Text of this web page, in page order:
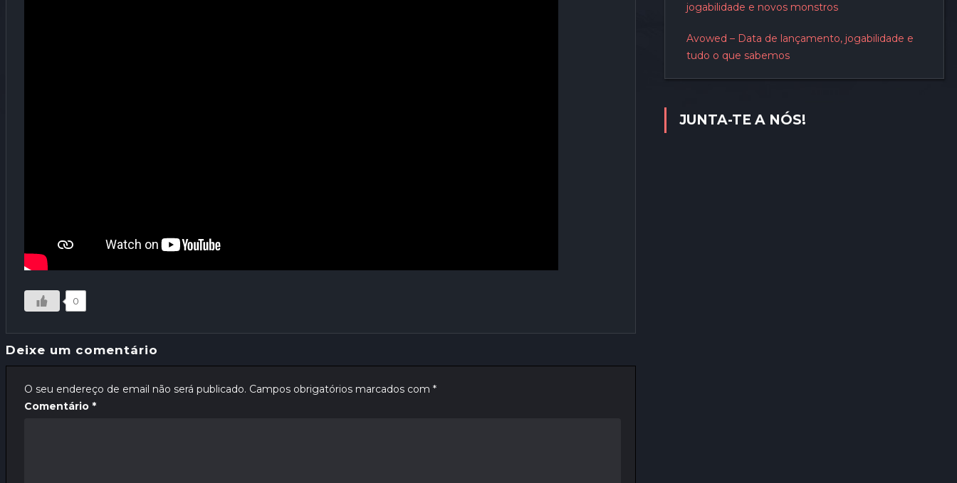
0
Deixe um comentário
O seu endereço de email não será publicado. Campos obrigatórios marcados com *
Comentário *
jogabilidade e novos monstros
Avowed – Data de lançamento, jogabilidade e
tudo o que sabemos
JUNTA-TE A NÓS!